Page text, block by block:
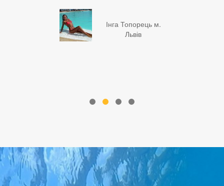
Інга Топорець м.
Львів